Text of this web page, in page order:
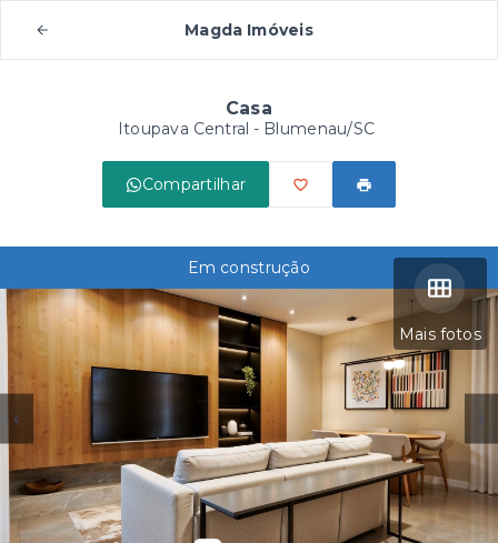
Magda Imóveis
Casa
Itoupava Central - Blumenau/SC
Compartilhar
Mais fotos
Em construção